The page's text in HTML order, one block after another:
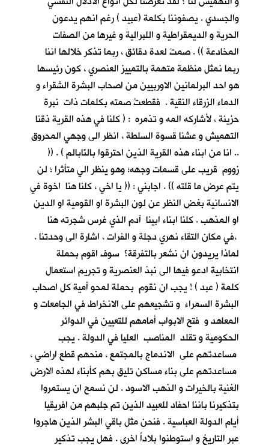
والجسدي . يصفوننا بكلمة (عبيد ) رغم انهم يدعون
الحرية و الديمقراطية و اللبرالية و غيرها من الصفات
المخادعة )) . صمتَ لعدة دقائق ، ربما تذكر خلالها اننا
ربما نمثل منظمة متهمة بالتمييز العنصري ، كون رئيسها
هو احد البرلمانين الاوربيين من اصحاب البشرة الشقراء و
الدماء الزرقاء النقية . فقطعتُ صمته بكلمات ذات نبرة
حزينة ، لأشاركه المه و تذمره : ( كلنا في هذه القرية ذقنا
التهميش و عشنا قسوة السلطة ، انظر الى وجهي المحروق
.. انا من ابناء هذه القرية الذين احترقوا بالنّابالم ) . ((
زووم قريب على قسمات وجهه؛ وهو ينظر الي متأثرا ؛ لن
يتم عرض ما قلته )) . اجابني : (( يا اخي ، كلنا هنا اخوة في
الانسانية بغض النظر عن لون البشرة او القومية او الدين
او المذهب . كلنا ابناء ابينا آدم الذي غرس شجرته هنا
،في مكان التقاء نهري دجلة و الفرات ، اشارة الى وحدتنا .
لماذا يريدون ان نشعر بالتفرقة؟ سوف اقوم بحملة
انتخابية ادعو فيها الى نبذ العنصرية و تجريم استعمال
كلمة ( عبد ) ! يجب ان نقوم بحملة لمحو أمية كل اصحاب
البشرة السمراء و تشجيعهم على الانخراط في الجامعات و
المعاهد و فتح الابواب أمامهم للتعيين في الدوائر
الحكومية و تقلد المناصب العليا في الدولة . يجب
مساعدتهم على الاندماج بالمجتمع ، منحهم قطع اراضي ،
مساعدتهم على بناء مساكن تليق بهم كأبناء لهذه الارض
الغنية بالخيرات و الذهب الاسود . لن نسمح ان يستمروا
بتذكيرنا باننا احفاد للعبيد الذين تم جلبهم من افريقيا
أيام الدولة العباسية . فنحن مثل باقي البشر الذين هاجروا
عبر التاريخ و استوطنوا بلاداً اخرى . فهل يجب تذكير